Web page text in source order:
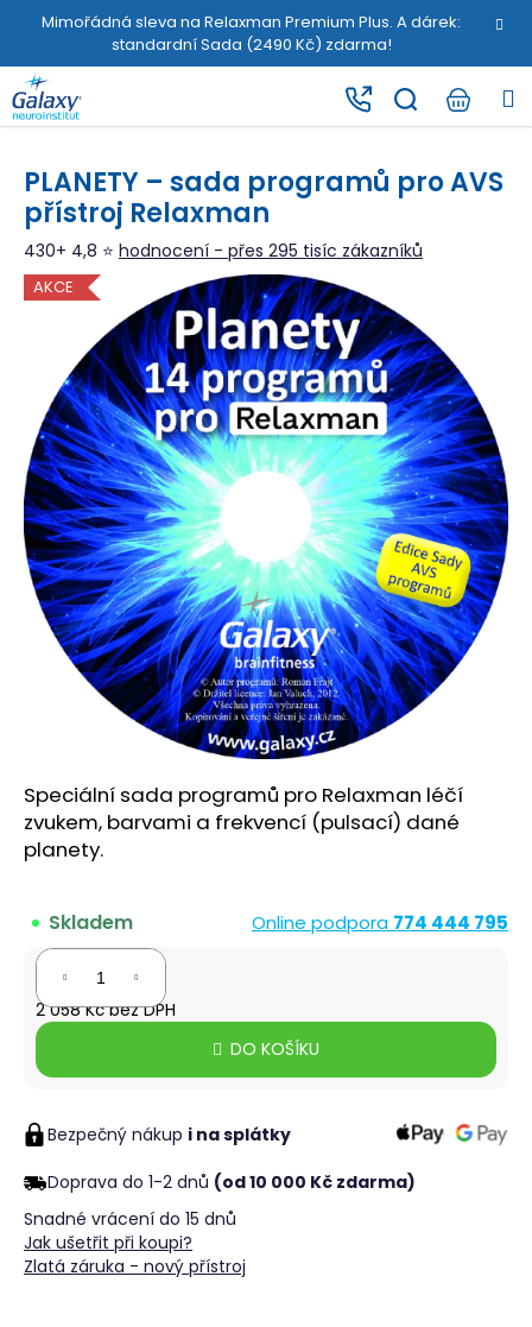
Mimořádná sleva na Relaxman Premium Plus. A dárek:
standardní Sada (2490 Kč) zdarma!
Speciální sada programů pro Relaxman léčí
zvukem, barvami a frekvencí (pulsací) dané
planety.
Skladem Online podpora 774 444 795
2 490 Kč
2 058 Kč bez DPH
Měrná
DO KOŠÍKU
Bezpečný nákup i na splátky
Doprava do 1-2 dnů (od 10 000 Kč zdarma)
Snadné vrácení do 15 dnů
Jak ušetřit při koupi?
Zlatá záruka - nový přístroj
PLANETY – sada programů pro AVS
přístroj Relaxman
430+ 4,8 ⭐ hodnocení - přes 295 tisíc zákazníků
AKCE
š
k C
p
o
t
ř
e
t
e
n
a
j
HLEDAT
D
o
p
o
u
č
j
e
m
e